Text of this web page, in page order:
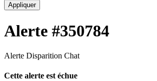
Appliquer
Alerte #350784
Alerte Disparition Chat
Cette alerte est échue